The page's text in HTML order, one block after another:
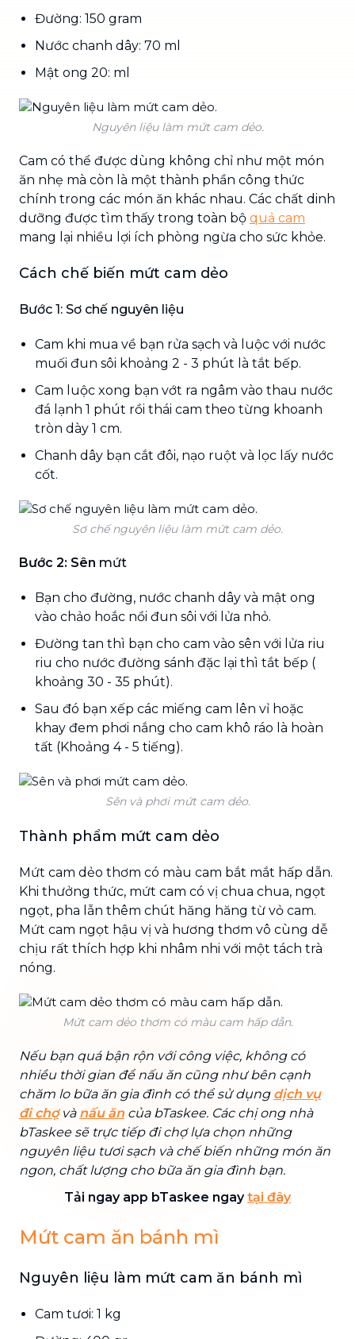
Đường: 150 gram
Nước chanh dây: 70 ml
Mật ong 20: ml
Nguyên liệu làm mứt cam dẻo.
Cam có thể được dùng không chỉ như một món
ăn nhẹ mà còn là một thành phần công thức
chính trong các món ăn khác nhau. Các chất dinh
dưỡng được tìm thấy trong toàn bộ quả cam
mang lại nhiều lợi ích phòng ngừa cho sức khỏe.
Cách chế biến mứt cam dẻo
Bước 1: Sơ chế nguyên liệu
Cam khi mua về bạn rửa sạch và luộc với nước
muối đun sôi khoảng 2 - 3 phút là tắt bếp.
Cam luộc xong bạn vớt ra ngâm vào thau nước
đá lạnh 1 phút rồi thái cam theo từng khoanh
tròn dày 1 cm.
Chanh dây bạn cắt đôi, nạo ruột và lọc lấy nước
cốt.
Sơ chế nguyên liệu làm mứt cam dẻo.
Bước 2: Sên mứt
Bạn cho đường, nước chanh dây và mật ong
vào chảo hoắc nồi đun sôi với lửa nhỏ.
Đường tan thì bạn cho cam vào sên với lửa riu
riu cho nước đường sánh đặc lại thì tắt bếp (
khoảng 30 - 35 phút).
Sau đó bạn xếp các miếng cam lên vỉ hoặc
khay đem phơi nắng cho cam khô ráo là hoàn
tất (Khoảng 4 - 5 tiếng).
Sên và phơi mứt cam dẻo.
Thành phẩm mứt cam dẻo
Mứt cam dẻo thơm có màu cam bắt mắt hấp dẫn.
Khi thưởng thức, mứt cam có vị chua chua, ngọt
ngọt, pha lẫn thêm chút hăng hăng từ vỏ cam.
Mứt cam ngọt hậu vị và hương thơm vô cùng dễ
chịu rất thích hợp khi nhâm nhi với một tách trà
nóng.
Mứt cam dẻo thơm có màu cam hấp dẫn.
Nếu bạn quá bận rộn với công việc, không có
nhiều thời gian để nấu ăn cũng như bên cạnh
chăm lo bữa ăn gia đình có thể sử dụng dịch vụ
đi chợvà nấu ăn của bTaskee. Các chị ong nhà
bTaskee sẽ trực tiếp đi chợ lựa chọn những
nguyên liệu tươi sạch và chế biến những món ăn
ngon, chất lượng cho bữa ăn gia đình bạn.
Tải ngay app bTaskee ngaytại đây
Mứt cam ăn bánh mì
Nguyên liệu làm mứt cam ăn bánh mì
Cam tươi: 1 kg